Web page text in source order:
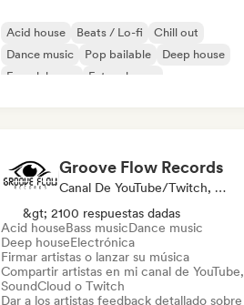
Acid house Beats / Lo-fi
Chill out
Dance music
Pop bailable
Deep house
French house
Future house
Groove Flow Records
Canal De YouTube/Twitch, Etiqueta, Experto En Sonido
&gt; 2100 respuestas dadas
Acid houseBass musicDance music
Deep houseElectrónica
Firmar artistas o lanzar su música
Compartir artistas en mi canal de YouTube,
SoundCloud o Twitch
Dar a los artistas feedback detallado sobre